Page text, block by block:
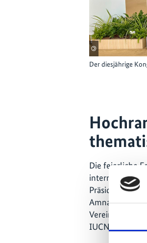
©
Der diesjährige
Die feierliche
internationaler
Präsident von
Amna bint
Vereinigten
IUCN.